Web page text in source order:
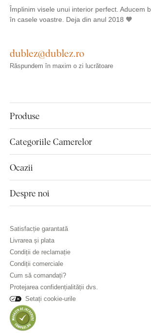
Împlinim visele unui interior perfect. Aducem
în casele voastre. Deja din anul 2018 🧡
Produse
Categoriile Camerelor
Ocazii
Despre noi
dublez@dublez.ro
Răspundem în maxim o zi lucrătoare
Satisfacție garantată
Livrarea și plata
Condiții de reclamație
Condiții comerciale
Cum să comandați?
Protejarea confidențialității dvs.
Setați cookie-urile